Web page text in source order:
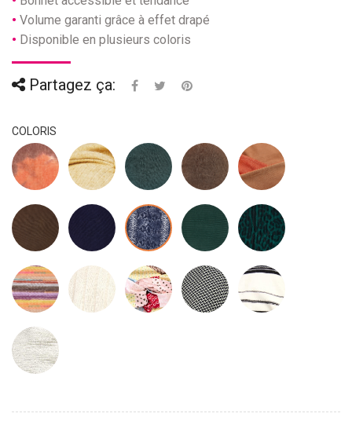
Volume garanti grâce à effet drapé
Disponible en plusieurs coloris
Partagez ça:
COLORIS